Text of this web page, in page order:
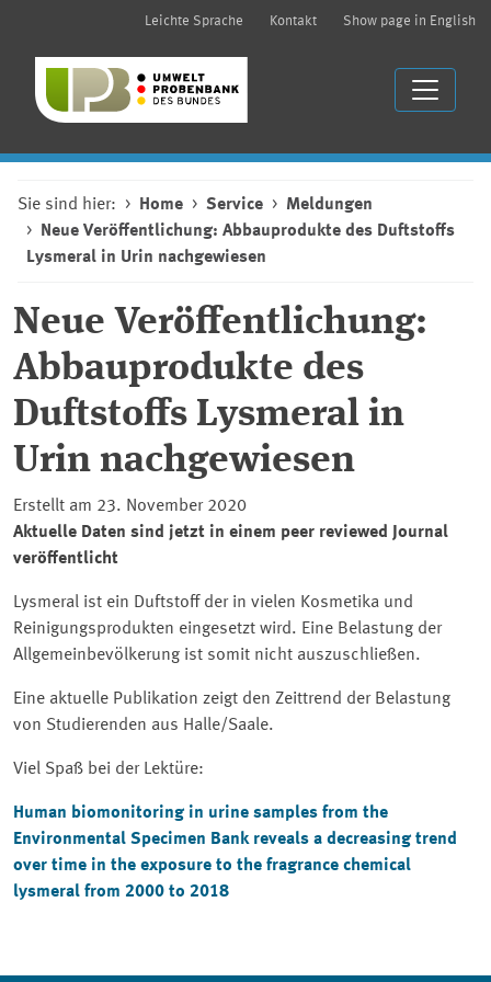
Leichte Sprache Kontakt Show page in English
Sie sind hier: Home Service
Meldungen
Neue Veröffentlichung: Abbauprodukte des Duftstoffs
Lysmeral in Urin nachgewiesen
Neue Veröffentlichung:
Abbauprodukte des
Duftstoffs Lysmeral in
Urin nachgewiesen
Erstellt am 23. November 2020
Aktuelle Daten sind jetzt in einem peer reviewed Journal
veröffentlicht
Lysmeral ist ein Duftstoff der in vielen Kosmetika und
Reinigungsprodukten eingesetzt wird. Eine Belastung der
Allgemeinbevölkerung ist somit nicht auszuschließen.
Eine aktuelle Publikation zeigt den Zeittrend der Belastung
von Studierenden aus Halle/Saale.
Viel Spaß bei der Lektüre:
Human biomonitoring in urine samples from the
Environmental Specimen Bank reveals a decreasing trend
over time in the exposure to the fragrance chemical
lysmeral from 2000 to 2018